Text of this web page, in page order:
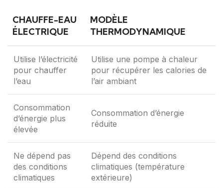
CHAUFFE-EAU
ÉLECTRIQUE
MODÈLE
THERMODYNAMIQUE
Utilise l’électricité
pour chauffer
l’eau
Utilise une pompe à chaleur
pour récupérer les calories de
l’air ambiant
Consommation
d’énergie plus
élevée
Consommation d’énergie
réduite
Ne dépend pas
des conditions
climatiques
Dépend des conditions
climatiques (température
extérieure)